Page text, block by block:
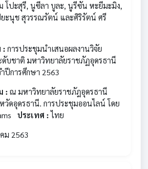
โปะสุรี, นูซีลา บูละ, นูรีซัน หะยีมะมิง,
ะนุช สุวรรณรัตน์ และศิริรัตน์ ศรี
: การประชุมนำเสนอผลงานวิจัย
บชาติ มหาวิทยาลัยราชภัฏอุดรธานี
ปีการศึกษา 2563
: ณ มหาวิทยาลัยราชภัฎอุดรธานี
หวัดอุดรธานี. การประชุมออนไลน์ โดย
ประเทศ :ไทย
ม 2563